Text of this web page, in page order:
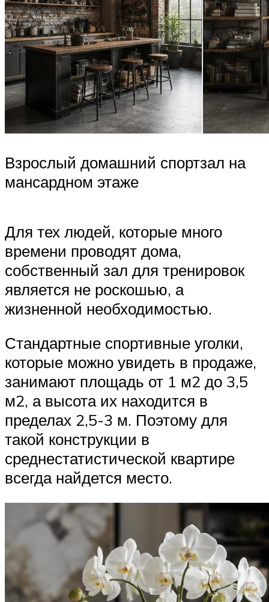
Взрослый домашний спортзал на
мансардном этаже
Для тех людей, которые много
времени проводят дома,
собственный зал для тренировок
является не роскошью, а
жизненной необходимостью.
Стандартные спортивные уголки,
которые можно увидеть в продаже,
занимают площадь от 1 м2 до 3,5
м2, а высота их находится в
пределах 2,5-3 м. Поэтому для
такой конструкции в
среднестатистической квартире
всегда найдется место.